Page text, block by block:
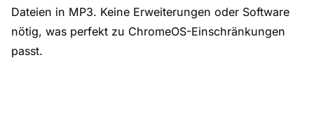
Dateien in MP3. Keine Erweiterungen oder Software
nötig, was perfekt zu ChromeOS-Einschränkungen
passt.